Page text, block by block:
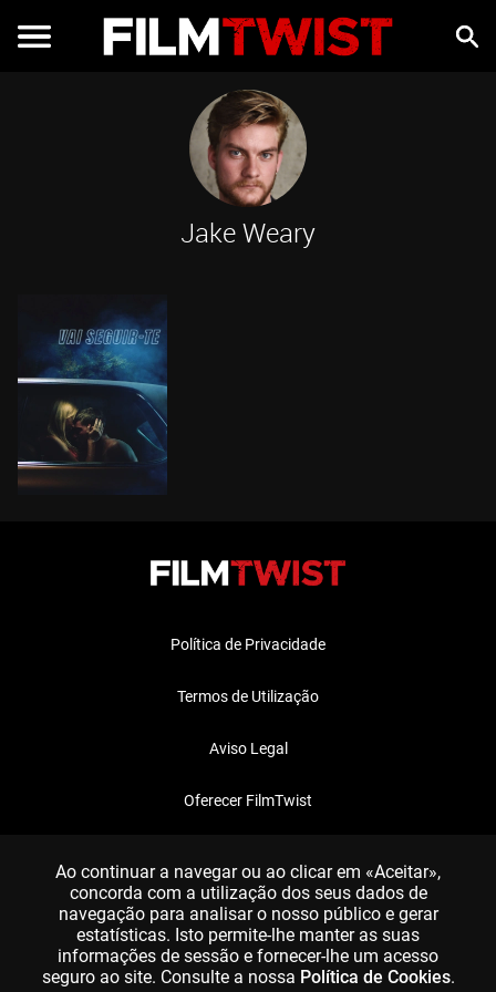
Jake Weary
Política de Privacidade
Termos de Utilização
Aviso Legal
Oferecer FilmTwist
Ao continuar a navegar ou ao clicar em «Aceitar»,
concorda com a utilização dos seus dados de
navegação para analisar o nosso público e gerar
estatísticas. Isto permite-lhe manter as suas
informações de sessão e fornecer-lhe um acesso
seguro ao site. Consulte a nossa Política de Cookies.